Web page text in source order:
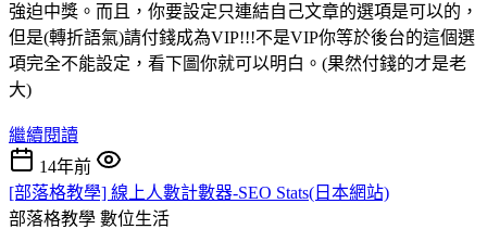
強迫中獎。而且，你要設定只連結自己文章的選項是可以的，
但是(轉折語氣)請付錢成為VIP!!!不是VIP你等於後台的這個選
項完全不能設定，看下圖你就可以明白。(果然付錢的才是老
大)
繼續閱讀
14年前
[部落格教學] 線上人數計數器-SEO Stats(日本網站)
部落格教學 數位生活